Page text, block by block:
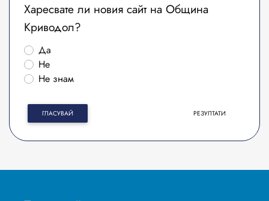
Харесвате ли новия сайт на Община
Криводол?
Да
Не
Не знам
ГЛАСУВАЙ РЕЗУЛТАТИ